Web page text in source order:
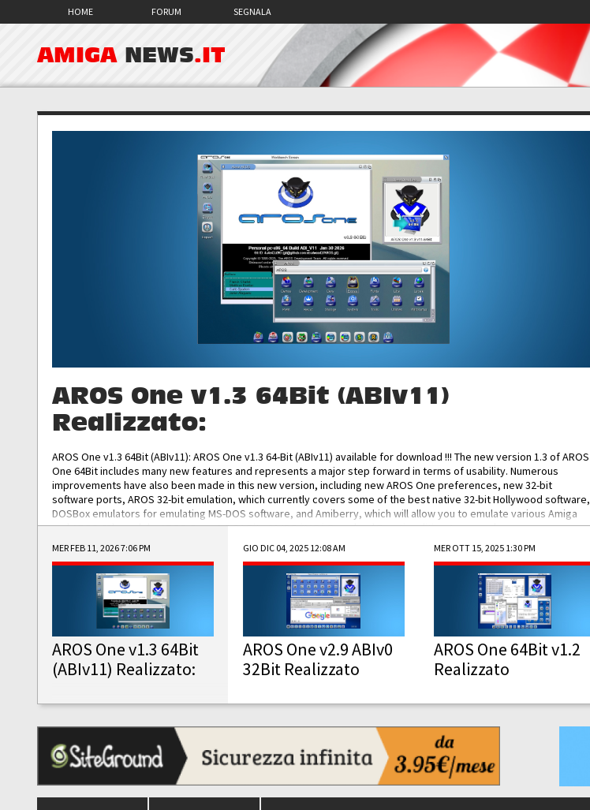
HOME FORUM SEGNALA
AMIGA NEWS.IT
AROS One v1.3 64Bit (ABIv11)
Realizzato:
AROS One v1.3 64Bit (ABIv11): AROS One v1.3 64-Bit (ABIv11) available for download !!! The new version 1.3 of AROS
One 64Bit includes many new features and represents a major step forward in terms of usability. Numerous
improvements have also been made in this new version, including new AROS One preferences, new 32-bit
software ports, AROS 32-bit emulation, which currently covers some of the best native 32-bit Hollywood software,
DOSBox emulators for emulating MS-DOS software, and Amiberry, which will allow you to emulate various Amiga
and AROS 68k models. AROS One v1.3 64-Bit-v11 ISO/IMG/: Download Functionalities: Improved...
MER FEB 11, 2026 7:06 PM
AROS One v1.3 64Bit
(ABIv11) Realizzato:
GIO DIC 04, 2025 12:08 AM
AROS One v2.9 ABIv0
32Bit Realizzato
MER OTT 15, 2025 1:30 PM
AROS One 64Bit v1.2
Realizzato